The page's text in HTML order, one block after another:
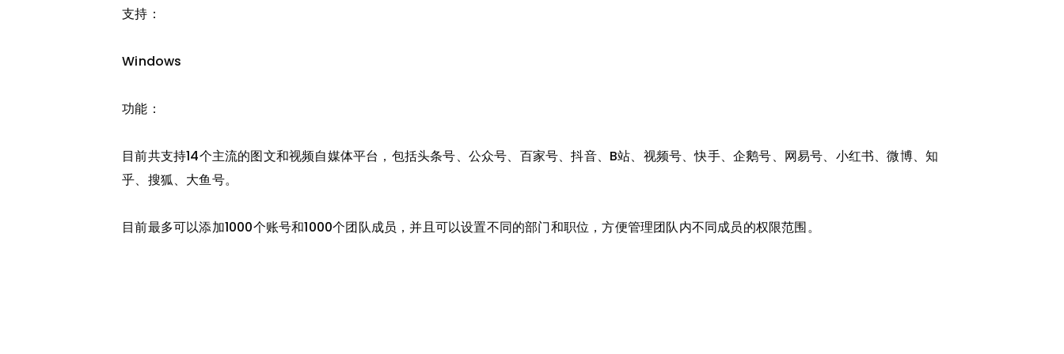
支持：
Windows
功能：
目前共支持14个主流的图文和视频自媒体平台，包括头条号、公众号、百家号、抖音、B站、视频号、快手、企鹅号、网易号、小红书、微博、知
乎、搜狐、大鱼号。
目前最多可以添加1000个账号和1000个团队成员，并且可以设置不同的部门和职位，方便管理团队内不同成员的权限范围。